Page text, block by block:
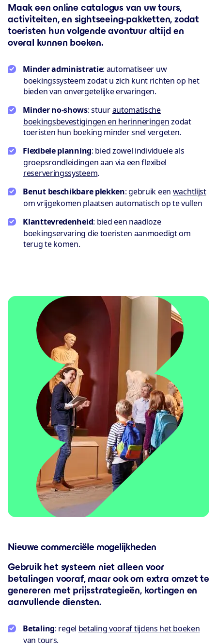
Maak een online catalogus van uw tours,
activiteiten, en sightseeing-pakketten, zodat
toeristen hun volgende avontuur altijd en
overal kunnen boeken.
Minder administratie: automatiseer uw
boekingssysteem zodat u zich kunt richten op het
bieden van onvergetelijke ervaringen.
Minder no-shows: stuurautomatische
boekingsbevestigingen en herinneringenzodat
toeristen hun boeking minder snel vergeten.
Flexibele planning: bied zowel individuele als
groepsrondleidingen aan via eenflexibel
reserveringssysteem.
Benut beschikbare plekken: gebruik een wachtlijst
om vrijgekomen plaatsen automatisch op te vullen
Klanttevredenheid: bied een naadloze
boekingservaring die toeristen aanmoedigt om
terug te komen.
Nieuwe commerciële mogelijkheden
Gebruik het systeem niet alleen voor
betalingen vooraf, maar ook om extra omzet te
genereren met prijsstrategieën, kortingen en
aanvullende diensten.
Betaling: regel betaling vooraf tijdens het boeken
van tours.